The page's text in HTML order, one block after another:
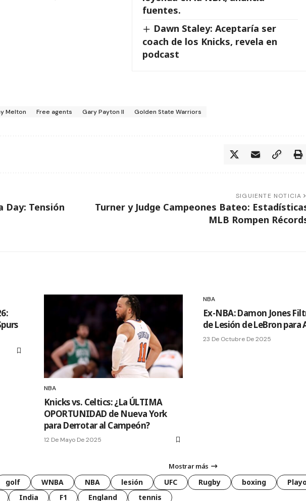
fuentes.
Dawn Staley: Aceptaría ser
coach de los Knicks, revela en
podcast
Melton Free agents Gary Payton II Golden State Warriors
Day: Tensión
SIGUIENTE NOTICIA
Turner y Judge Campeones Bateo:
MLB Rompen
NBA
Knicks vs. Celtics: ¿La ÚLTIMA
OPORTUNIDAD de Nueva York
para Derrotar al Campeón?
12 De Mayo De 2025
NBA
Ex-NBA: Damon Jones
de Lesión de LeBron para
23 De Octubre De 2025
Mostrar más
golf WNBA NBA lesión UFC Rugby boxing
India F1 England tennis